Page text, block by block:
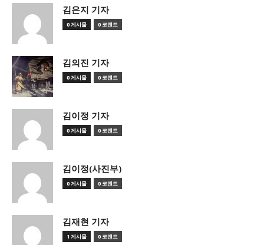
김은지 기자
0 게시물 0 코멘트
김의진 기자
0 게시물 0 코멘트
김이정 기자
0 게시물 0 코멘트
김이정(사진부)
0 게시물 0 코멘트
김재현 기자
1 게시물 0 코멘트